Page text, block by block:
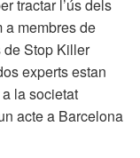
tractar l’ús dels
a membres de
de Stop Killer
experts estan
la societat
acte a Barcelona